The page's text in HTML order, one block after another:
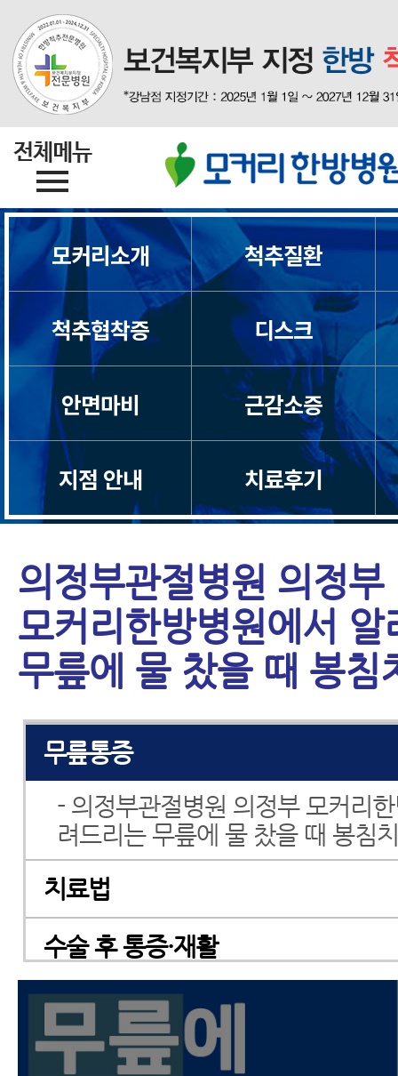
모커리소개 척추질환
척추협착증 디스크
안면마비 근감소증
지점 안내 치료후기
의정부관절병원 의정부
모커리한방병원에서 알
무릎에 물 찼을 때 봉침
척추관협착증
목디스크
허리디스크
목통증
허리통증
어깨통증
무릎통증
- 의정부관절병원 의정부 모커리
려드리는 무릎에 물 찼을 때 봉침
치료법
수술 후 통증·재활
한약